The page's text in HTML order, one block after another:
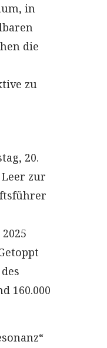
in
die
zu
20.
zur
160.000